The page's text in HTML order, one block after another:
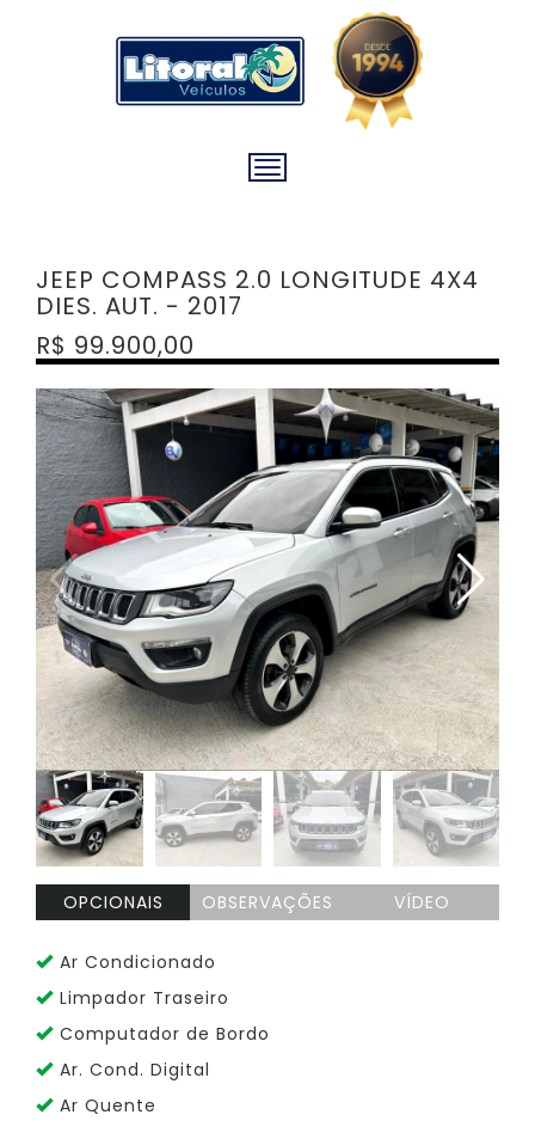
JEEP COMPASS 2.0 LONGITUDE 4X4
DIES. AUT. - 2017
R$ 99.900,00
OPCIONAIS OBSERVAÇÕES VÍDEO
Ar Condicionado
Limpador Traseiro
Computador de Bordo
Ar. Cond. Digital
Ar Quente